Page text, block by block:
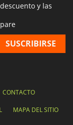
y las
CONTACTO
MAPA DEL SITIO